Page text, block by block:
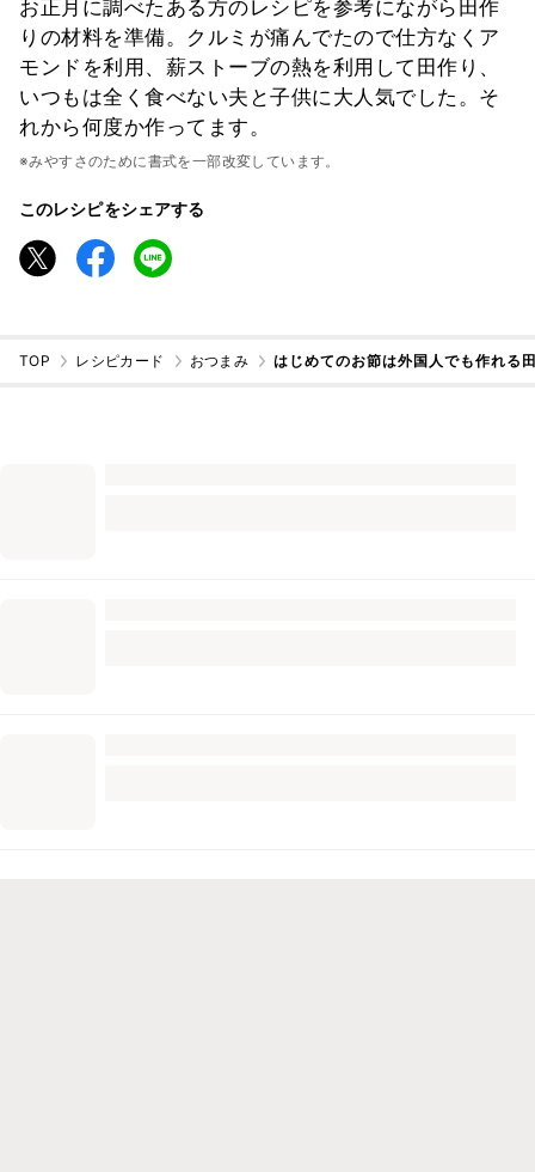
お正月に調べたある方のレシピを参考にながら田作
りの材料を準備。クルミが痛んでたので仕方なくア
モンドを利用、薪ストーブの熱を利用して田作り、
いつもは全く食べない夫と子供に大人気でした。そ
れから何度か作ってます。
※みやすさのために書式を一部改変しています。
このレシピをシェアする
TOP レシピカード おつまみ はじめてのお節は外国人でも作れる